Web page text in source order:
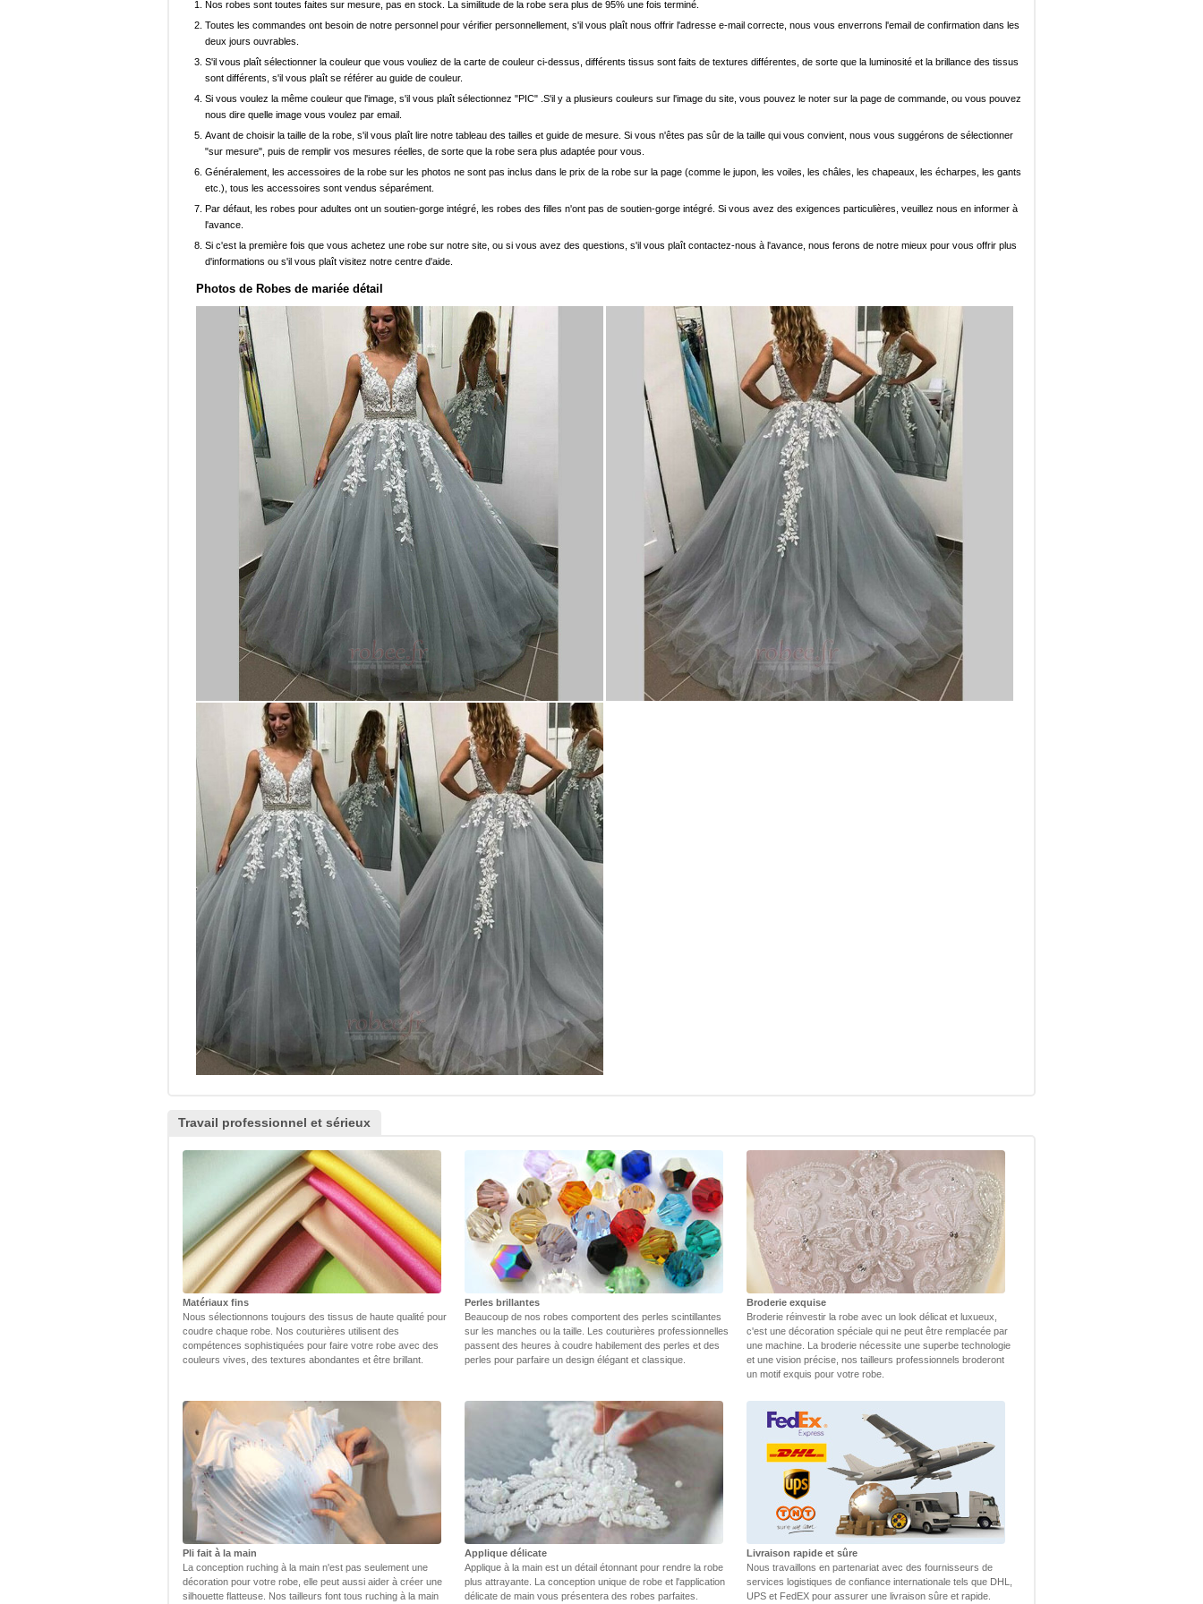
Nos robes sont toutes faites sur mesure, pas en stock. La similitude de la robe sera plus de 95% une fois terminé.
Toutes les commandes ont besoin de notre personnel pour vérifier personnellement, s'il vous plaît nous offrir l'adresse e-mail correcte, nous vous enverrons l'email de confirmation dans les
deux jours ouvrables.
S'il vous plaît sélectionner la couleur que vous vouliez de la carte de couleur ci-dessus, différents tissus sont faits de textures différentes, de sorte que la luminosité et la brillance des tissus
sont différents, s'il vous plaît se référer au guide de couleur.
Si vous voulez la même couleur que l'image, s'il vous plaît sélectionnez "PIC" .S'il y a plusieurs couleurs sur l'image du site, vous pouvez le noter sur la page de commande, ou vous pouvez
nous dire quelle image vous voulez par email.
Avant de choisir la taille de la robe, s'il vous plaît lire notre tableau des tailles et guide de mesure. Si vous n'êtes pas sûr de la taille qui vous convient, nous vous suggérons de sélectionner
"sur mesure", puis de remplir vos mesures réelles, de sorte que la robe sera plus adaptée pour vous.
Généralement, les accessoires de la robe sur les photos ne sont pas inclus dans le prix de la robe sur la page (comme le jupon, les voiles, les châles, les chapeaux, les écharpes, les gants
etc.), tous les accessoires sont vendus séparément.
Par défaut, les robes pour adultes ont un soutien-gorge intégré, les robes des filles n'ont pas de soutien-gorge intégré. Si vous avez des exigences particulières, veuillez nous en informer à
l'avance.
Si c'est la première fois que vous achetez une robe sur notre site, ou si vous avez des questions, s'il vous plaît contactez-nous à l'avance, nous ferons de notre mieux pour vous offrir plus
d'informations ou s'il vous plaît visitez notre centre d'aide.
Photos de Robes de mariée détail
Travail professionnel et sérieux
Matériaux fins
Nous sélectionnons toujours des tissus de haute qualité pour
coudre chaque robe. Nos couturières utilisent des
compétences sophistiquées pour faire votre robe avec des
couleurs vives, des textures abondantes et être brillant.
Perles brillantes
Beaucoup de nos robes comportent des perles scintillantes
sur les manches ou la taille. Les couturières professionnelles
passent des heures à coudre habilement des perles et des
perles pour parfaire un design élégant et classique.
Broderie exquise
Broderie réinvestir la robe avec un look délicat et luxueux,
c'est une décoration spéciale qui ne peut être remplacée par
une machine. La broderie nécessite une superbe technologie
et une vision précise, nos tailleurs professionnels broderont
un motif exquis pour votre robe.
Pli fait à la main
La conception ruching à la main n'est pas seulement une
décoration pour votre robe, elle peut aussi aider à créer une
silhouette flatteuse. Nos tailleurs font tous ruching à la main
Applique délicate
Applique à la main est un détail étonnant pour rendre la robe
plus attrayante. La conception unique de robe et l'application
délicate de main vous présentera des robes parfaites.
Livraison rapide et sûre
Nous travaillons en partenariat avec des fournisseurs de
services logistiques de confiance internationale tels que DHL,
UPS et FedEX pour assurer une livraison sûre et rapide.